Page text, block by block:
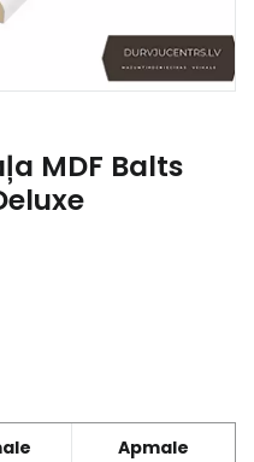
MDF Balts
Apmale